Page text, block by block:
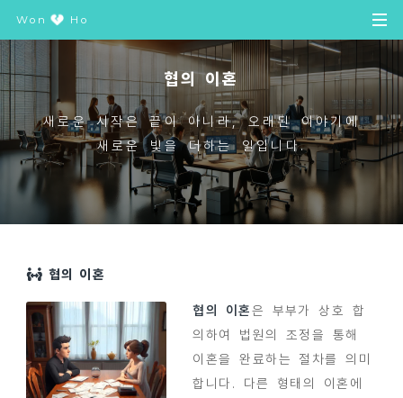
Won Ho
협의 이혼
새로운 시작은 끝이 아니라, 오래된 이야기에
새로운 빛을 더하는 일입니다.
협의 이혼
협의 이혼은 부부가 상호 합
의하여 법원의 조정을 통해
이혼을 완료하는 절차를 의미
합니다. 다른 형태의 이혼에